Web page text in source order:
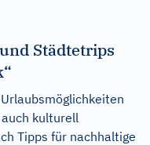
Städtetrips
kulturell
Tipps für nachhaltige